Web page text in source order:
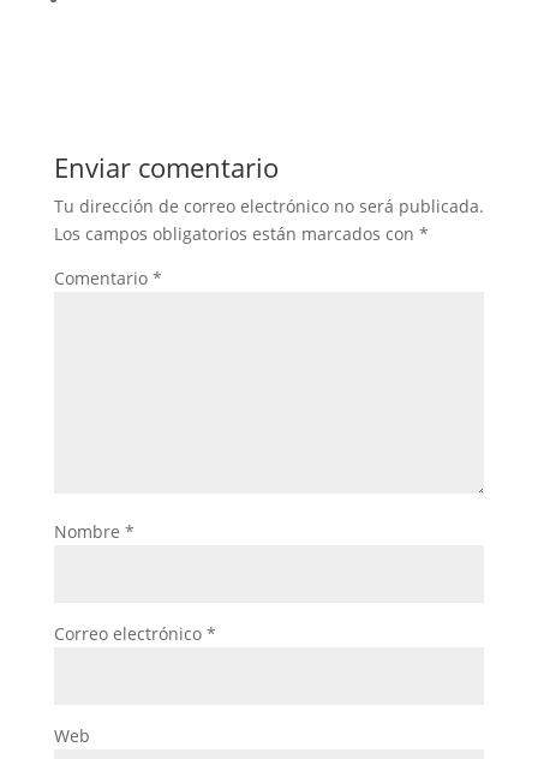
Enviar comentario
Tu dirección de correo electrónico no será publicada.
Los campos obligatorios están marcados con *
Comentario *
Nombre *
Correo electrónico *
Web